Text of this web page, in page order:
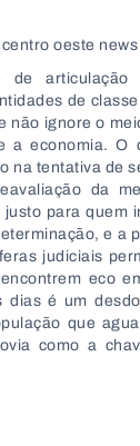
articulação
de
não ignore o
a economia. O
na tentativa de
da
para quem
e a
judiciais
eco
dias é um
que
como a